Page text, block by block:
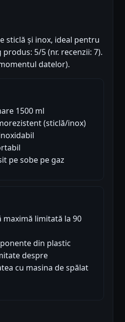
sticlă și inox, ideal pentru
5/5 (nr. recenzii: 7).
datelor).
1500 ml
(sticlă/inox)
pe sobe pe gaz
maximă limitată la 90
din plastic
despre
cu masina de spălat